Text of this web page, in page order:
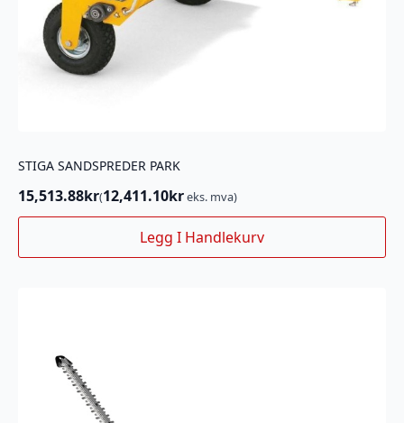
STIGA SANDSPREDER PARK
15,513.88kr(12,411.10kreks. mva)
Legg I Handlekurv